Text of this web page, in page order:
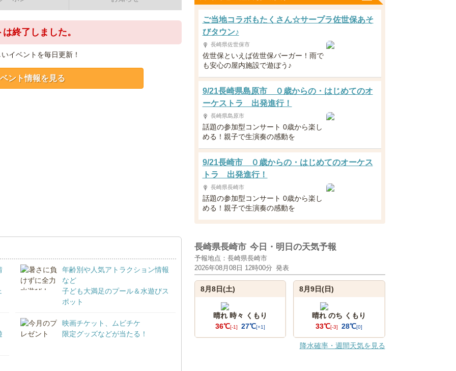
終了しました。
イベントを毎日更新！
ント情報を見る
年齢別や人気アトラクション情報
など
子ども大満足のプール＆水遊びス
ポット
映画チケット、ムビチケ
限定グッズなどが当たる！
ご当地コラボもたくさん☆サープラ佐世保あそ
びタウン♪
長崎県佐世保市
佐世保といえば佐世保バーガー！雨で
も安心の屋内施設で遊ぼう♪
9/21長崎県島原市 ０歳からの・はじめてのオ
ーケストラ 出発進行！
長崎県島原市
話題の参加型コンサート 0歳から楽し
める！親子で生演奏の感動を
9/21長崎市 ０歳からの・はじめてのオーケス
トラ 出発進行！
長崎県長崎市
話題の参加型コンサート 0歳から楽し
める！親子で生演奏の感動を
長崎県長崎市 今日・明日の天気予報
予報地点：長崎県長崎市
2026年08月08日 12時00分 発表
8月8日(土)
晴れ 時々 くもり
36℃[-1] 27℃[+1]
8月9日(日)
晴れ のち くもり
33℃[-3] 28℃[0]
降水確率・週間天気を見る